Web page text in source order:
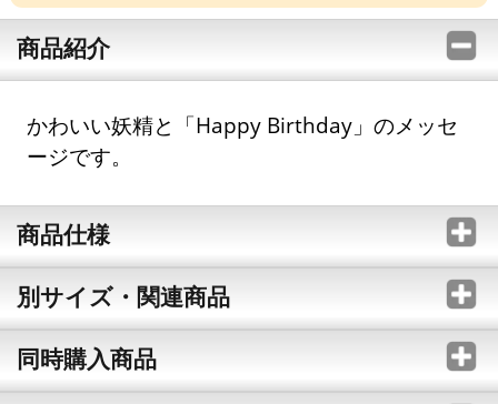
商品紹介
かわいい妖精と「Happy Birthday」のメッセ
ージです。
商品仕様
別サイズ・関連商品
同時購入商品